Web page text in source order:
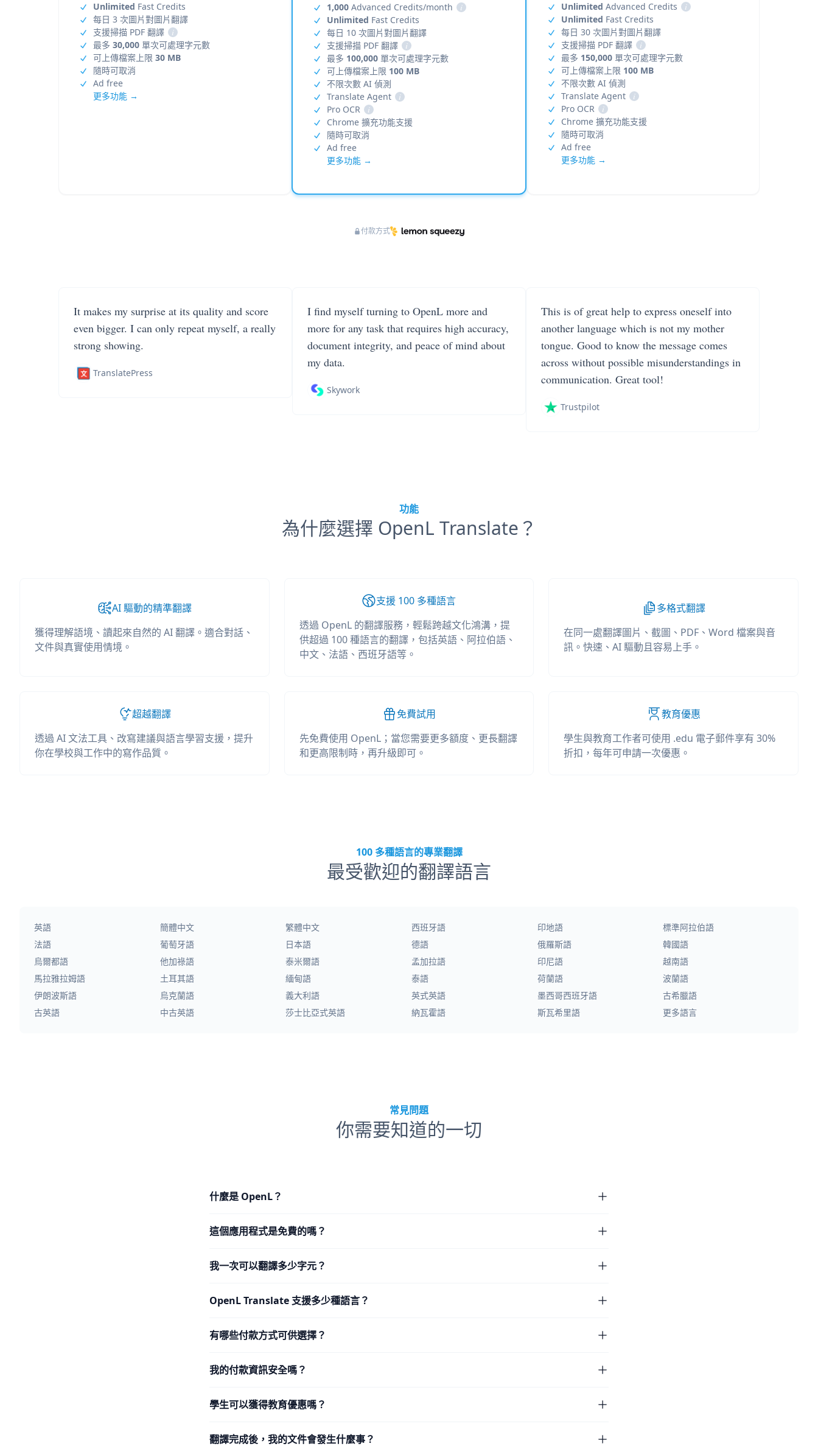
Unlimited Fast Credits
每日 3 次圖片對圖片翻譯
支援掃描 PDF 翻譯
i
最多 30,000 單次可處理字元數
可上傳檔案上限 30 MB
隨時可取消
Ad free
更多功能 →
1,000 Advanced Credits/month
i
Unlimited Fast Credits
每日 10 次圖片對圖片翻譯
支援掃描 PDF 翻譯
i
最多 100,000 單次可處理字元數
可上傳檔案上限 100 MB
不限次數 AI 偵測
Translate Agent
i
Pro OCR
i
Chrome 擴充功能支援
隨時可取消
Ad free
更多功能 →
Unlimited Advanced Credits
i
Unlimited Fast Credits
每日 30 次圖片對圖片翻譯
支援掃描 PDF 翻譯
i
最多 150,000單次可處理字元數
可上傳檔案上限 100 MB
不限次數 AI 偵測
Translate Agent
i
Pro OCR
i
Chrome 擴充功能支援
隨時可取消
Ad free
更多功能 →
付款方式
It makes my surprise at its quality and score
even bigger. I can only repeat myself, a really
strong showing.
TranslatePress
I find myself turning to OpenL more and
more for any task that requires high accuracy,
document integrity, and peace of mind about
my data.
Skywork
This is of great help to express oneself into
another language which is not my mother
tongue. Good to know the message comes
across without possible misunderstandings in
communication. Great tool!
Trustpilot
功能
為什麼選擇 OpenL Translate？
AI 驅動的精準翻譯
獲得理解語境、讀起來自然的 AI 翻譯。適合對話、
文件與真實使用情境。
支援 100 多種語言
透過 OpenL 的翻譯服務，輕鬆跨越文化鴻溝，提
供超過 100 種語言的翻譯，包括英語、阿拉伯語、
中文、法語、西班牙語等。
多格式翻譯
在同一處翻譯圖片、截圖、PDF、Word 檔案與音
訊。快速、AI 驅動且容易上手。
超越翻譯
透過 AI 文法工具、改寫建議與語言學習支援，提升
你在學校與工作中的寫作品質。
免費試用
先免費使用 OpenL；當您需要更多額度、更長翻譯
和更高限制時，再升級即可。
教育優惠
學生與教育工作者可使用 .edu 電子郵件享有 30%
折扣，每年可申請一次優惠。
100 多種語言的專業翻譯
最受歡迎的翻譯語言
英語 簡體中文 繁體中文 西班牙語 印地語
標準阿拉伯語
法語
葡萄牙語 日本語 德語 俄羅斯語
韓國語
烏爾都語
他加祿語 泰米爾語 孟加拉語 印尼語
越南語
馬拉雅拉姆語
土耳其語 緬甸語 泰語 荷蘭語
波蘭語
伊朗波斯語
烏克蘭語 義大利語 英式英語 墨西哥西班牙語
古希臘語
古英語
中古英語 莎士比亞式英語 納瓦霍語 斯瓦希里語 更多語言
常見問題
你需要知道的一切
什麼是 OpenL？
這個應用程式是免費的嗎？
我一次可以翻譯多少字元？
OpenL Translate 支援多少種語言？
有哪些付款方式可供選擇？
我的付款資訊安全嗎？
學生可以獲得教育優惠嗎？
翻譯完成後，我的文件會發生什麼事？